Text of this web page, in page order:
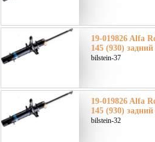
19-019826 Alfa
145 (930)
bilstein-37
19-019826 Alfa
145 (930)
bilstein-32